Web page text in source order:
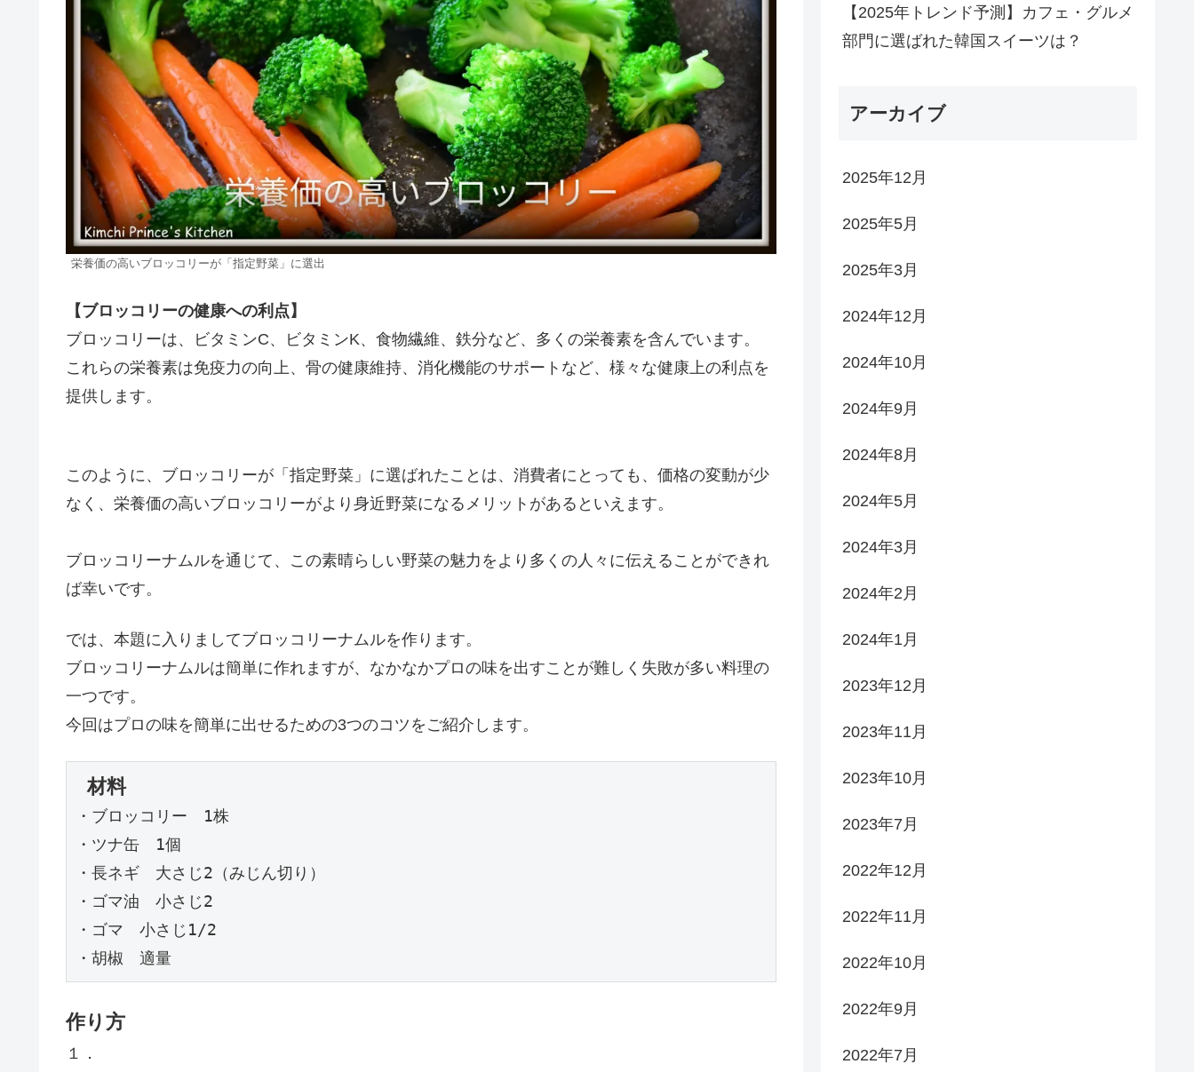
栄養価の高いブロッコリーが「指定野菜」に選出
【ブロッコリーの健康への利点】
ブロッコリーは、ビタミンC、ビタミンK、食物繊維、鉄分など、多くの栄養素を含んでいます。
これらの栄養素は免疫力の向上、骨の健康維持、消化機能のサポートなど、様々な健康上の利点を
提供します。
このように、ブロッコリーが「指定野菜」に選ばれたことは、消費者にとっても、価格の変動が少
なく、栄養価の高いブロッコリーがより身近野菜になるメリットがあるといえます。
ブロッコリーナムルを通じて、この素晴らしい野菜の魅力をより多くの人々に伝えることができれ
ば幸いです。
では、本題に入りましてブロッコリーナムルを作ります。
ブロッコリーナムルは簡単に作れますが、なかなかプロの味を出すことが難しく失敗が多い料理の
一つです。
今回はプロの味を簡単に出せるための3つのコツをご紹介します。
材料
・ブロッコリー　1株
・ツナ缶　1個
・長ネギ　大さじ2（みじん切り）
・ゴマ油　小さじ2
・ゴマ　小さじ1/2
・胡椒　適量
作り方
１．
【2025年トレンド予測】カフェ・グルメ
部門に選ばれた韓国スイーツは？
アーカイブ
2025年12月
2025年5月
2025年3月
2024年12月
2024年10月
2024年9月
2024年8月
2024年5月
2024年3月
2024年2月
2024年1月
2023年12月
2023年11月
2023年10月
2023年7月
2022年12月
2022年11月
2022年10月
2022年9月
2022年7月